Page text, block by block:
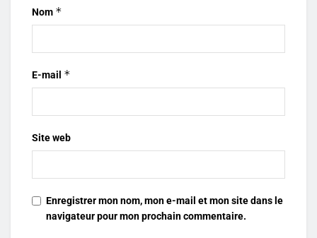
Nom *
E-mail *
Site web
Enregistrer mon nom, mon e-mail et mon site dans le
navigateur pour mon prochain commentaire.